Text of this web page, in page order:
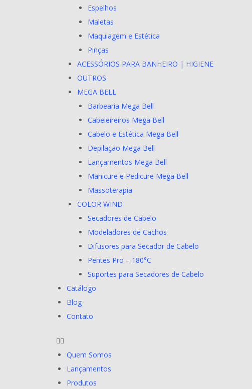
Espelhos
Maletas
Maquiagem e Estética
Pinças
ACESSÓRIOS PARA BANHEIRO | HIGIENE
OUTROS
MEGA BELL
Barbearia Mega Bell
Cabeleireiros Mega Bell
Cabelo e Estética Mega Bell
Depilação Mega Bell
Lançamentos Mega Bell
Manicure e Pedicure Mega Bell
Massoterapia
COLOR WIND
Secadores de Cabelo
Modeladores de Cachos
Difusores para Secador de Cabelo
Pentes Pro – 180°C
Suportes para Secadores de Cabelo
Catálogo
Blog
Contato
Quem Somos
Lançamentos
Produtos